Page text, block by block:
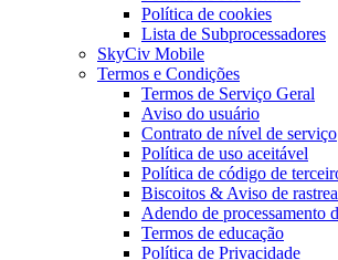
Política de cookies
Lista de Subprocessadores
SkyCiv Mobile
Termos e Condições
Termos de Serviço Geral
Aviso do usuário
Contrato de nível de serviço
Política de uso aceitável
Política de código de
Biscoitos & Aviso de
Adendo de processamento
Termos de educação
Política de Privacidade